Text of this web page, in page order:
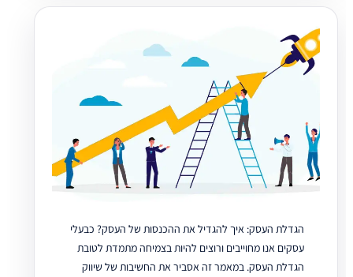
הגדלת העסק: איך להגדיל את ההכנסות של העסק? כבעלי
עסקים אנו מחוייבים ורוצים להיות בצמיחה מתמדת לטובת
הגדלת העסק. במאמר זה אסביר את החשיבות של שיווק